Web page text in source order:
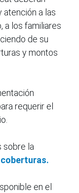
atención a las
a los familiares
de su
y montos
requerir el
sobre la
coberturas.
en el